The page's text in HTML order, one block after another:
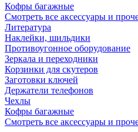
Кофры багажные
Смотреть все аксессуары и
Литература
Наклейки, шильдики
Противоугонное оборудование
Зеркала и переходники
Корзинки для скутеров
Заготовки ключей
Держатели телефонов
Чехлы
Кофры багажные
Смотреть все аксессуары и